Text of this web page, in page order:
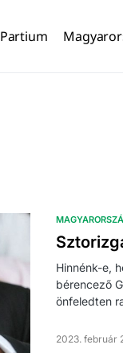
Partium
Hinnénk-e,
bérencező
önfeledten
2023. február